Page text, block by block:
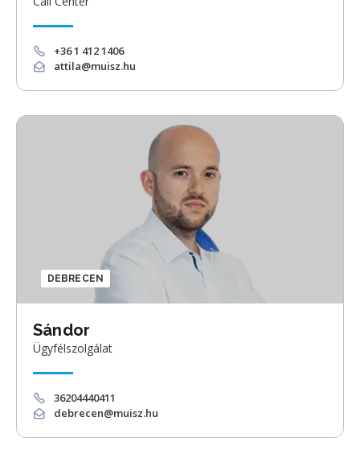
+36 1 412 1406
attila@muisz.hu
DEBRECEN
Sándor
Ügyfélszolgálat
36204440411
debrecen@muisz.hu